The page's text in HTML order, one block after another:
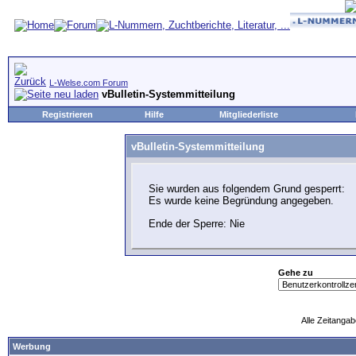
L-Welse.com Forum
vBulletin-Systemmitteilung
Registrieren Hilfe Mitgliederliste
vBulletin-Systemmitteilung
Sie wurden aus folgendem Grund gesperrt:
Es wurde keine Begründung angegeben.
Ende der Sperre: Nie
Gehe zu
Alle
Werbung